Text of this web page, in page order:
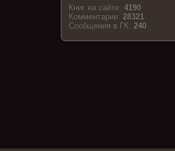
Книг на сайте:4190
Комментарии:28321
Cообщения в ГК:240